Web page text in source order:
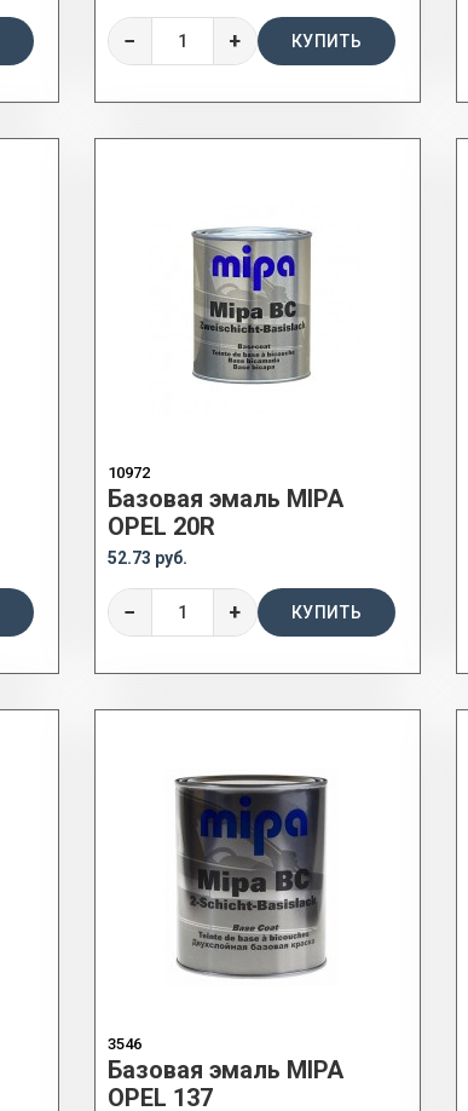
− + КУПИТЬ
10972
Базовая эмаль MIPA
OPEL 20R
52.73 руб.
− + КУПИТЬ
3546
Базовая эмаль MIPA
OPEL 137